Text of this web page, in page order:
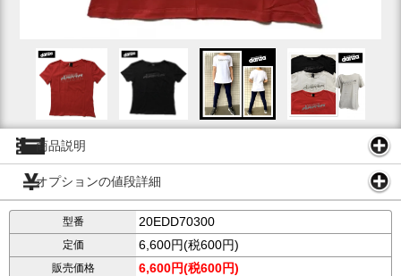
商品説明
オプションの値段詳細
型番 20EDD70300
定価 6,600円(税600円)
販売価格 6,600円(税600円)